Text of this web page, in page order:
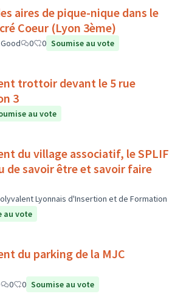
aires de pique-nique dans le
Coeur (Lyon 3ème)
0 0 Soumise au vote
trottoir devant le 5 rue
3
au vote
du village associatif, le SPLIF
de savoir être et savoir faire
Lyonnais d'Insertion et de Formation
au vote
du parking de la MJC
0 0 Soumise au vote